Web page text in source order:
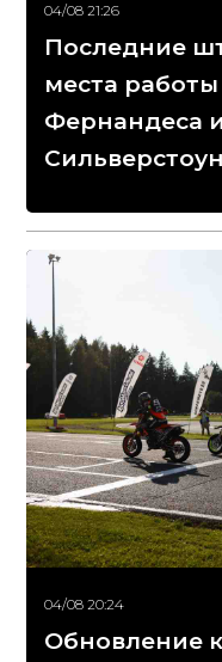
04/08 21:26
Последние
места
Фернандеса
04/08 20:24
Обновление